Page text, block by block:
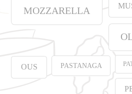
MOZZARELLA
OUS PASTANAGA